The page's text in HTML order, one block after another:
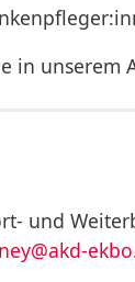
in unserem
und